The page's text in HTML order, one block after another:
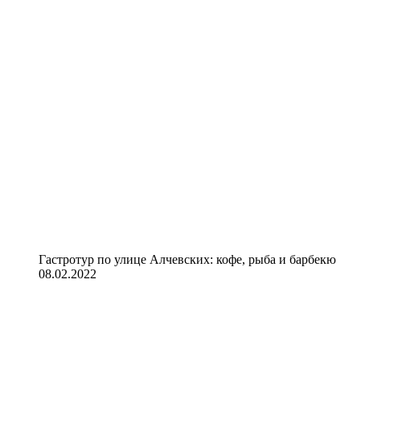
Гастротур по улице Алчевских: кофе, рыба и барбекю
08.02.2022